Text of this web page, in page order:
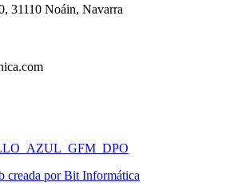
31110 Noáin, Navarra
creada por Bit Informática